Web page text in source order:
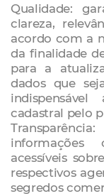
Qualidade:
clareza,
acordo com a
da finalidade
para a
dados que
cadastral pelo
informações
acessíveis
respectivos
segredos